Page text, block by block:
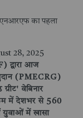
का पहला
28, 2025
द्वारा आज
(PMECRG)
वेबिनार
में देशभर से 560
युवाओं में खासा